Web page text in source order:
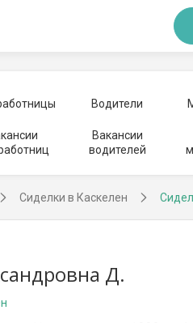
Водители
Вакансии
водителей
Сиделки в Каскелен
Д.